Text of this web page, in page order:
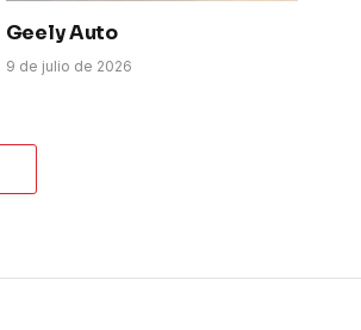
Geely Auto
9 de julio de 2026